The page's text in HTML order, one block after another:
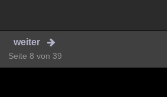
weiter
Seite 8 von 39